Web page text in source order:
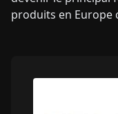
produits en Europe